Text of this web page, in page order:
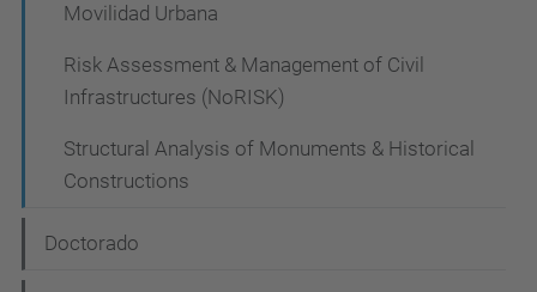
Movilidad Urbana
Risk Assessment & Management of Civil
Infrastructures (NoRISK)
Structural Analysis of Monuments & Historical
Constructions
Doctorado